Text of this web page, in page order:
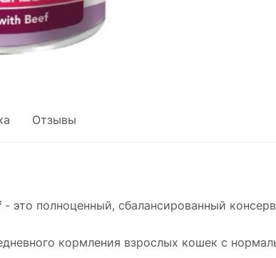
Отзывы
- это полноценный, сбалансированный
кормления взрослых кошек с